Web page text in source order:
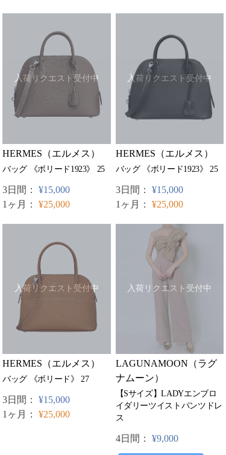
入荷リクエスト受付中
HERMES（エルメス）
バッグ 《ボリード1923》 25
3日間： ¥15,000
1ヶ月： ¥25,000
入荷リクエスト受付中
HERMES（エルメス）
バッグ 《ボリード1923》 25
3日間： ¥15,000
1ヶ月： ¥25,000
入荷リクエスト受付中
HERMES（エルメス）
バッグ 《ボリード》 27
3日間： ¥15,000
1ヶ月： ¥25,000
入荷リクエスト受付中
LAGUNAMOON（ラグ
ナムーン）
【Sサイズ】LADYエンブロ
イダリーツイストパンツドレ
ス
4日間： ¥9,000